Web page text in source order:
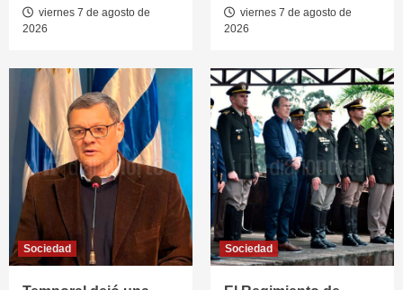
viernes 7 de agosto de
2026
viernes 7 de agosto de
2026
Sociedad Sociedad